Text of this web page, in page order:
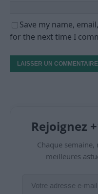
Save my name,
for the next time I
Rejoignez
Chaque
meilleures